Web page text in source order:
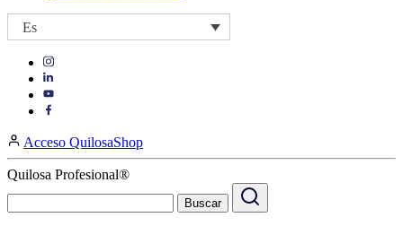
Es
Visit
https://www.instagram.com/quilosa_selena/
Visit
our
Visit
page
https://www.facebook.com/QuilosaSelenaIberia/
page
Acceso QuilosaShop
Quilosa Profesional®